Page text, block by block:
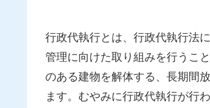
行政代執行とは、行政代執行法
管理に向けた取り組みを行うこ
のある建物を解体する、長期間
ます。むやみに行政代執行が行